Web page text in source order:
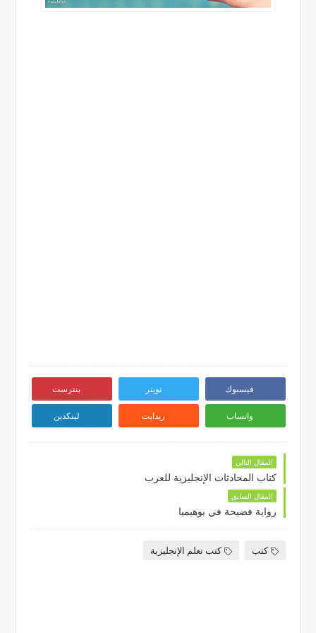
فيسبوك تويتر بنترست
واتساب ريدايت لينكدين
المقال التالي
كتاب المحادثات الإنجليزية للعرب
المقال السابق
رواية فضيحة في بوهيميا
كتب كتب تعلم الإنجليزية